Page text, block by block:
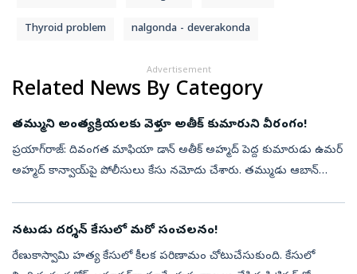
Thyroid problem nalgonda - deverakonda
Advertisement
Related News By Category
తమ్ముని అంత్యక్రియలకు వెళ్తూ అతీక్‌ కుమారుని వీరంగం!
ప్రయాగ్‌రాజ్: దివంగత మాఫియా డాన్ అతీక్‌ అహ్మద్ పెద్ద కుమారుడు ఉమర్
అహ్మద్ కాన్వాయ్‌పై పోలీసులు కేసు నమోదు చేశారు. తమ్ముడు ఆబాన్
నటుడు దర్శన్‌ కేసులో మరో సంచలనం!
రేణుకాస్వామి హత్య కేసులో కీలక పరిణామం చోటుచేసుకుంది. కేసులో